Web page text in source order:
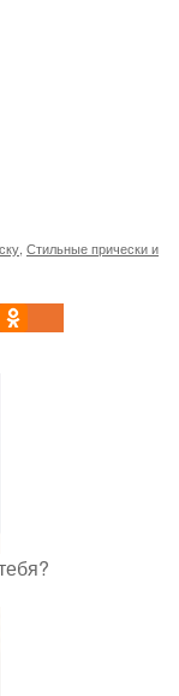
Стильные прически и